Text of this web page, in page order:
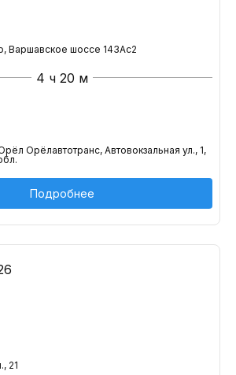
Варшавское шоссе 143Ас2
4 ч 20 м
Орёлавтотранс, Автовокзальная ул., 1,
Подробнее
21